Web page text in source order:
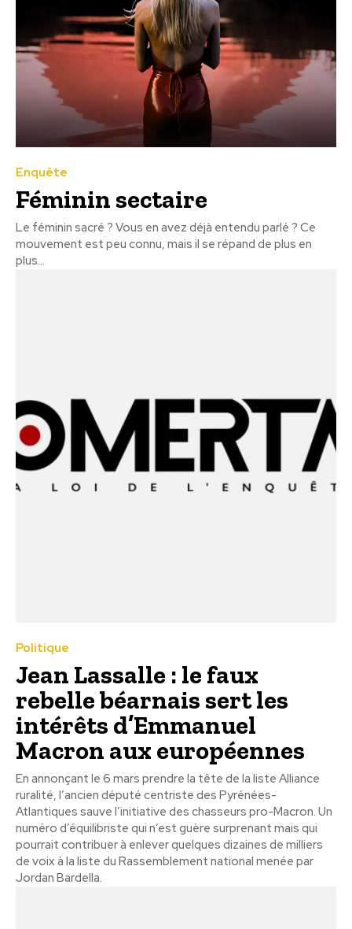
Enquête
Féminin sectaire
Le féminin sacré ? Vous en avez déjà entendu parlé ? Ce
mouvement est peu connu, mais il se répand de plus en
plus...
Politique
Jean Lassalle : le faux
rebelle béarnais sert les
intérêts d’Emmanuel
Macron aux européennes
En annonçant le 6 mars prendre la tête de la liste Alliance
ruralité, l’ancien député centriste des Pyrénées-
Atlantiques sauve l’initiative des chasseurs pro-Macron. Un
numéro d’équilibriste qui n’est guère surprenant mais qui
pourrait contribuer à enlever quelques dizaines de milliers
de voix à la liste du Rassemblement national menée par
Jordan Bardella.